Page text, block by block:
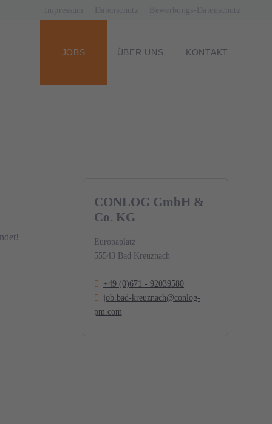
NAVIGATION
JOBS ÜBER UNS KONTAKT
CONLOG GmbH &
Co. KG
Europaplatz
55543 Bad Kreuznach
+49 (0)671 - 92039580
job.bad-kreuznach@conlog-
pm.com